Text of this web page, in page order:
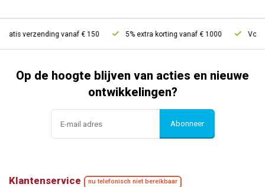
verzending vanaf € 150 5% extra korting vanaf € 1000 Voor
Op de hoogte blijven van acties en nieuwe
ontwikkelingen?
Abonneer
Klantenservice nu telefonisch niet bereikbaar